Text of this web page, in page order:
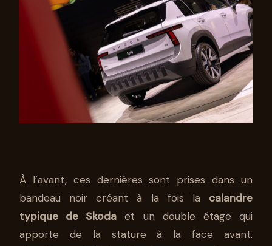
À l’avant, ces dernières sont prises dans un
bandeau noir créant à la fois la calandre
typique de Skoda et un double étage qui
apporte de la stature à la face avant.